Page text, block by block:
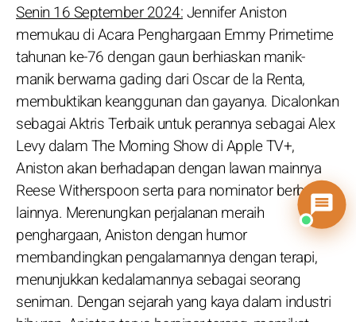
Senin 16 September 2024:Jennifer Aniston
memukau di Acara Penghargaan Emmy Primetime
tahunan ke-76 dengan gaun berhiaskan manik-
manik berwarna gading dari Oscar de la Renta,
membuktikan keanggunan dan gayanya. Dicalonkan
sebagai Aktris Terbaik untuk perannya sebagai Alex
Levy dalam The Morning Show di Apple TV+,
Aniston akan berhadapan dengan lawan mainnya
Reese Witherspoon serta para nominator berbakat
lainnya. Merenungkan perjalanan meraih
penghargaan, Aniston dengan humor
membandingkan pengalamannya dengan terapi,
menunjukkan kedalamannya sebagai seorang
seniman. Dengan sejarah yang kaya dalam industri